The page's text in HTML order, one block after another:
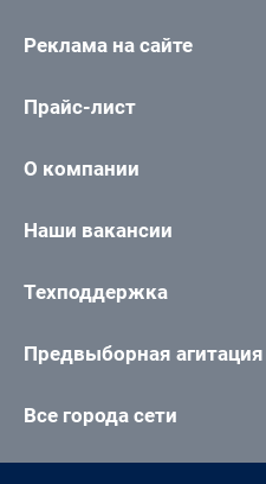
Реклама на сайте
Прайс-лист
О компании
Наши вакансии
Техподдержка
Предвыборная агитация
Все города сети